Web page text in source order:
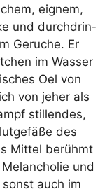
eig­nem,
und durch­drin­
Geru­che. Er
im Was­ser
Oel von
von jeher als
stil­len­des,
des
Mit­tel berühmt
und
auch im